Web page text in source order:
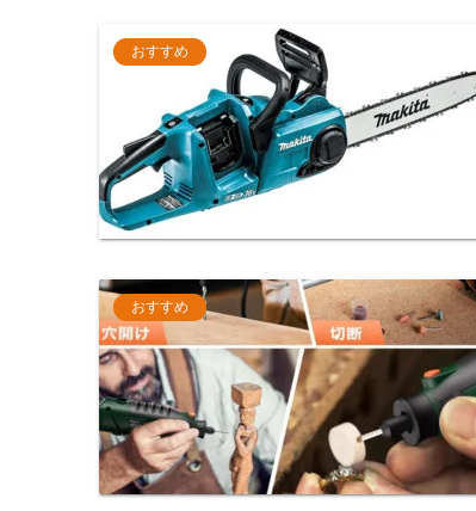
おすすめ
おすすめ